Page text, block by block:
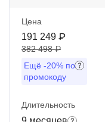
Цена
191 249 ₽
382 498 ₽
Ещё -20% по
промокоду
Длительность